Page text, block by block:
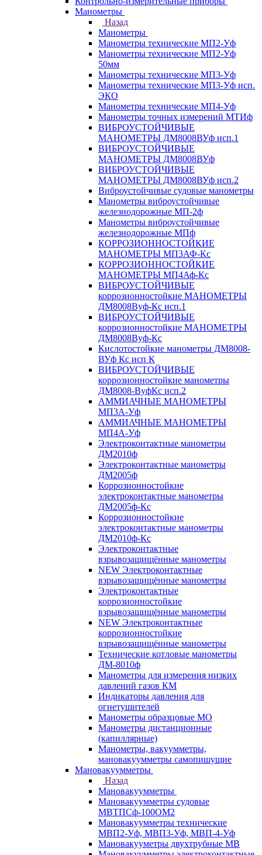
Манометры
Назад
Манометры
Манометры технические МП2-Уф
Манометры технические МП2-Уф
50мм
Манометры технические МП3-Уф
Манометры технические МП3-Уф исп.
ЭКО
Манометры технические МП4-Уф
Манометры точных измерений МТИф
ВИБРОУСТОЙЧИВЫЕ
МАНОМЕТРЫ ДМ8008ВУф исп.1
ВИБРОУСТОЙЧИВЫЕ
МАНОМЕТРЫ ДМ8008ВУф
ВИБРОУСТОЙЧИВЫЕ
МАНОМЕТРЫ ДМ8008ВУф исп.2
Виброустойчивые судовые манометры
Манометры виброустойчивые
железнодорожные МП-2ф
Манометры виброустойчивые
железнодорожные МПф
КОРРОЗИОННОСТОЙКИЕ
МАНОМЕТРЫ МП3АФ-Кс
КОРРОЗИОННОСТОЙКИЕ
МАНОМЕТРЫ МП4Аф-Кс
ВИБРОУСТОЙЧИВЫЕ
коррозионностойкие МАНОМЕТРЫ
ДМ8008Вуф-Кс исп.1
ВИБРОУСТОЙЧИВЫЕ
коррозионностойкие МАНОМЕТРЫ
ДМ8008Вуф-Кс
Кислотостойкие манометры ДМ8008-
ВУф Кс исп К
ВИБРОУСТОЙЧИВЫЕ
коррозионностойкие манометры
ДМ8008-ВуфКс исп.2
АММИАЧНЫЕ МАНОМЕТРЫ
МП3А-Уф
АММИАЧНЫЕ МАНОМЕТРЫ
МП4А-Уф
Электроконтактные манометры
ДМ2010ф
Электроконтактные манометры
ДМ2005ф
Коррозионностойкие
электроконтактные манометры
ДМ2005ф-Кс
Коррозионностойкие
электроконтактные манометры
ДМ2010ф-Кс
Электроконтактные
взрывозащищённые манометры
NEW Электроконтактные
взрывозащищённые манометры
Электроконтактные
коррозионностойкие
взрывозащищённые манометры
NEW Электроконтактные
коррозионностойкие
взрывозащищённые манометры
Технические котловые манометры
ДМ-8010ф
Манометры для измерения низких
давлений газов КМ
Индикаторы давления для
огнетушителей
Манометры образцовые МО
Манометры дистанционные
(капиллярные)
Манометры, вакуумметры,
мановакуумметры самопишущие
Мановакуумметры
Назад
Мановакуумметры
Мановакуумметры судовые
МВТПСф-100ОМ2
Мановакуумметры технические
МВП2-Уф, МВП3-Уф, МВП-4-Уф
Мановакууметры двухтрубные МВ